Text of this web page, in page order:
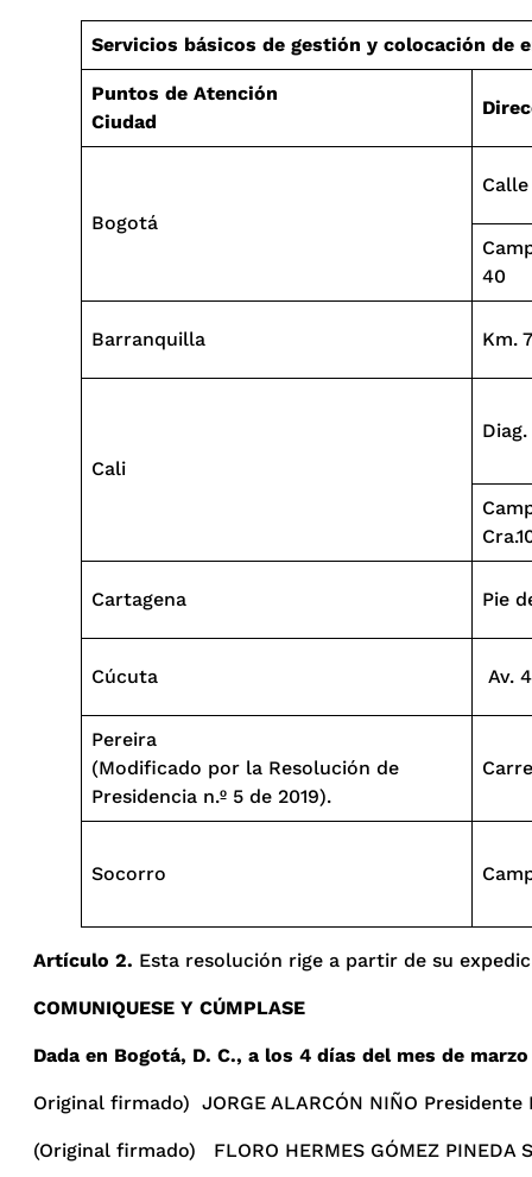
Servicios básicos de gestión y colocación de
Puntos de Atención
Ciudad
Bogotá
40
Barranquilla Km.
Cali
Cartagena Pie
Cúcuta Av.
Pereira
(Modificado por la Resolución de
Presidencia n.º 5 de 2019).
Socorro
Artículo 2. Esta resolución rige a partir de su
COMUNIQUESE Y CÚMPLASE
Dada en Bogotá, D. C., a los 4 días del mes de
Original firmado) JORGE ALARCÓN NIÑO Presidente
(Original firmado) FLORO HERMES GÓMEZ PINEDA